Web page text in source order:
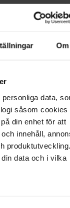
Om
data,
såsom cookies
din enhet för att
innehåll,
produktutveckling.
data och i vilka
21.00 Aleksandar)
-
21.30
Dusky Fields
21.30
22.00